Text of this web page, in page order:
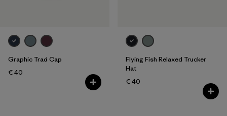
Graphic Trad Cap
€ 40
Flying Fish Relaxed Trucker
Hat
€ 40